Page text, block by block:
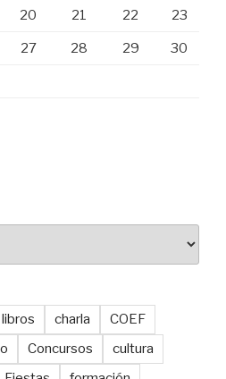
20 21 22 23
27 28 29 30
charla
COEF
Concursos
cultura